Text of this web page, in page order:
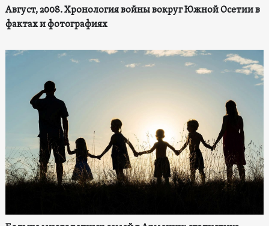
Август, 2008. Хронология войны вокруг Южной Осетии в
фактах и фотографиях